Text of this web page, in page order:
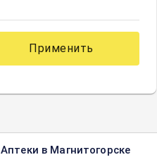
Применить
Аптеки в Магнитогорске